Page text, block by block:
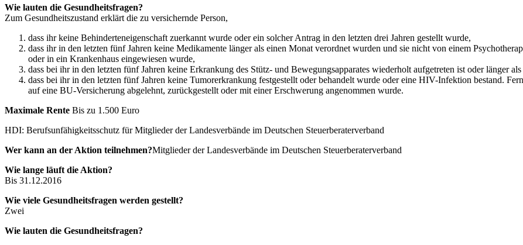
Wie lauten die Gesundheitsfragen?
Zum Gesundheitszustand erklärt die zu versichernde Person,
dass ihr keine Behinderteneigenschaft zuerkannt wurde oder ein solcher Antrag in den letzten drei Jahren gestellt wurde,
dass ihr in den letzten fünf Jahren keine Medikamente länger als einen Monat verordnet wurden und sie nicht von einem
oder in ein Krankenhaus eingewiesen wurde,
dass bei ihr in den letzten fünf Jahren keine Erkrankung des Stütz- und Bewegungsapparates wiederholt aufgetreten ist oder länger
dass bei ihr in den letzten fünf Jahren keine Tumorerkrankung festgestellt oder behandelt wurde oder eine HIV-Infektion bestand.
auf eine BU-Versicherung abgelehnt, zurückgestellt oder mit einer Erschwerung angenommen wurde.
Maximale Rente Bis zu 1.500 Euro
HDI: Berufsunfähigkeitsschutz für Mitglieder der Landesverbände im Deutschen Steuerberaterverband
Wer kann an der Aktion teilnehmen?Mitglieder der Landesverbände im Deutschen Steuerberaterverband
Wie lange läuft die Aktion?
Bis 31.12.2016
Wie viele Gesundheitsfragen werden gestellt?
Zwei
Wie lauten die Gesundheitsfragen?